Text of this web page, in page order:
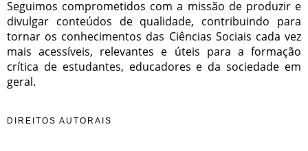
Seguimos comprometidos com a missão de produzir e
divulgar conteúdos de qualidade, contribuindo para
tornar os conhecimentos das Ciências Sociais cada vez
mais acessíveis, relevantes e úteis para a formação
crítica de estudantes, educadores e da sociedade em
geral.
DIREITOS AUTORAIS